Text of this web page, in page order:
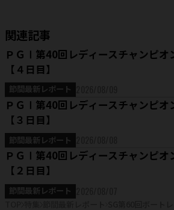
関連記事
ＰＧⅠ第40回レディースチャンピオ
【４日目】
節間最新レポート
ＰＧⅠ第40回レディースチャンピオ
【３日目】
節間最新レポート
ＰＧⅠ第40回レディースチャンピオ
【２日目】
節間最新レポート